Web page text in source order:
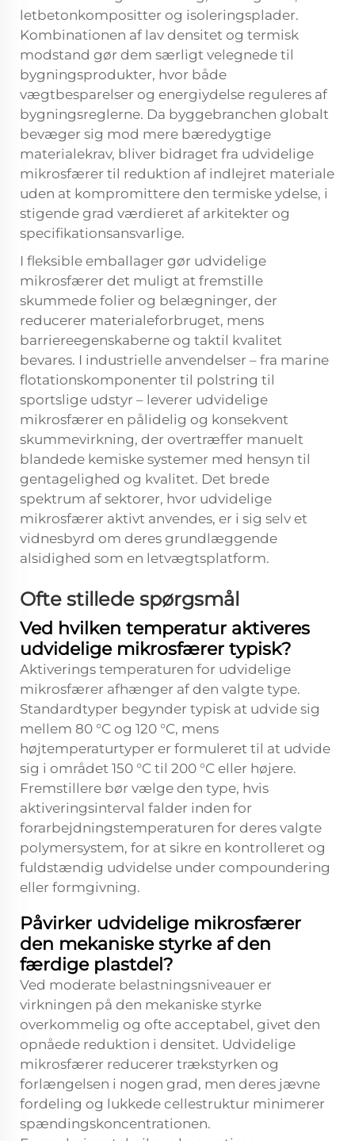
letbetonkompositter og isoleringsplader.
Kombinationen af lav densitet og termisk
modstand gør dem særligt velegnede til
bygningsprodukter, hvor både
vægtbesparelser og energiydelse reguleres af
bygningsreglerne. Da byggebranchen globalt
bevæger sig mod mere bæredygtige
materialekrav, bliver bidraget fra udvidelige
mikrosfærer til reduktion af indlejret materiale
uden at kompromittere den termiske ydelse, i
stigende grad værdieret af arkitekter og
specifikationsansvarlige.
I fleksible emballager gør udvidelige
mikrosfærer det muligt at fremstille
skummede folier og belægninger, der
reducerer materialeforbruget, mens
barriereegenskaberne og taktil kvalitet
bevares. I industrielle anvendelser – fra marine
flotationskomponenter til polstring til
sportslige udstyr – leverer udvidelige
mikrosfærer en pålidelig og konsekvent
skummevirkning, der overtræffer manuelt
blandede kemiske systemer med hensyn til
gentagelighed og kvalitet. Det brede
spektrum af sektorer, hvor udvidelige
mikrosfærer aktivt anvendes, er i sig selv et
vidnesbyrd om deres grundlæggende
alsidighed som en letvægtsplatform.
Ofte stillede spørgsmål
Ved hvilken temperatur aktiveres
udvidelige mikrosfærer typisk?
Aktiverings temperaturen for udvidelige
mikrosfærer afhænger af den valgte type.
Standardtyper begynder typisk at udvide sig
mellem 80 °C og 120 °C, mens
højtemperaturtyper er formuleret til at udvide
sig i området 150 °C til 200 °C eller højere.
Fremstillere bør vælge den type, hvis
aktiveringsinterval falder inden for
forarbejdningstemperaturen for deres valgte
polymersystem, for at sikre en kontrolleret og
fuldstændig udvidelse under compoundering
eller formgivning.
Påvirker udvidelige mikrosfærer
den mekaniske styrke af den
færdige plastdel?
Ved moderate belastningsniveauer er
virkningen på den mekaniske styrke
overkommelig og ofte acceptabel, givet den
opnåede reduktion i densitet. Udvidelige
mikrosfærer reducerer trækstyrken og
forlængelsen i nogen grad, men deres jævne
fordeling og lukkede cellestruktur minimerer
spændingskoncentrationen.